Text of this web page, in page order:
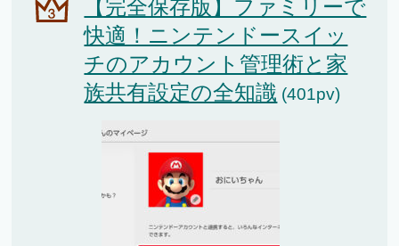
【完全保存版】ファミリーで
快適！ニンテンドースイッ
チのアカウント管理術と家
族共有設定の全知識 (401pv)